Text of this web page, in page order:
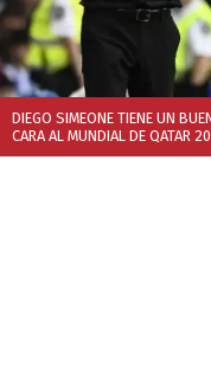
DIEGO SIMEONE TIENE UN
CARA AL MUNDIAL DE QATAR